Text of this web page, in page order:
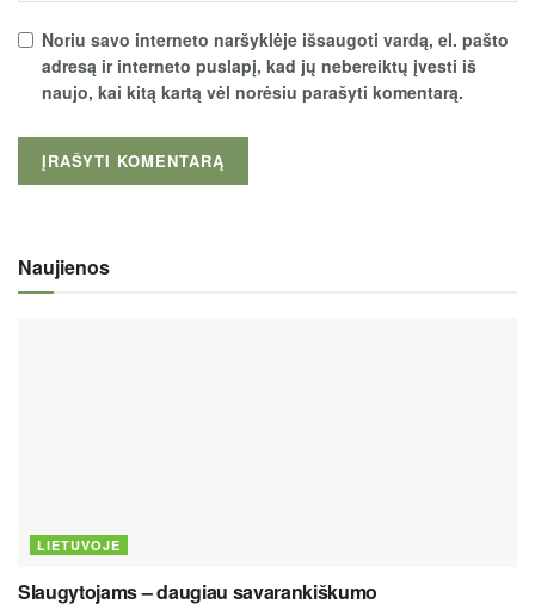
Noriu savo interneto naršyklėje išsaugoti vardą, el. pašto
adresą ir interneto puslapį, kad jų nebereiktų įvesti iš
naujo, kai kitą kartą vėl norėsiu parašyti komentarą.
Naujienos
LIETUVOJE
Slaugytojams – daugiau savarankiškumo